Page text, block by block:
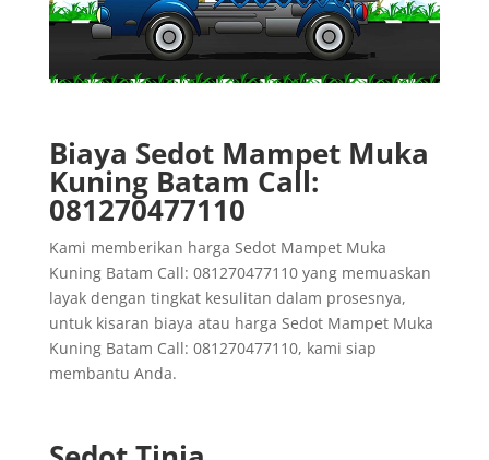
Biaya Sedot Mampet Muka
Kuning Batam Call:
081270477110
Kami memberikan harga Sedot Mampet Muka
Kuning Batam Call: 081270477110 yang memuaskan
layak dengan tingkat kesulitan dalam prosesnya,
untuk kisaran biaya atau harga Sedot Mampet Muka
Kuning Batam Call: 081270477110, kami siap
membantu Anda.